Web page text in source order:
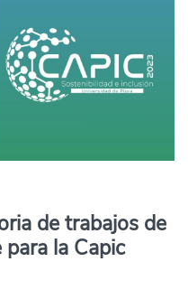
de trabajos de
la Capic